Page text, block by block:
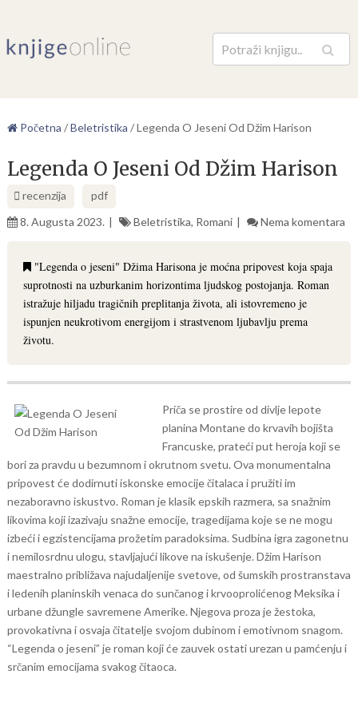
Pretraga
Početna /Beletristika /Legenda O Jeseni Od Džim Harison
Legenda O Jeseni Od Džim Harison
recenzija
pdf
8. Augusta 2023.
Beletristika, Romani Nema komentara
"Legenda o jeseni" Džima Harisona je moćna pripovest koja spaja
suprotnosti na uzburkanim horizontima ljudskog postojanja. Roman
istražuje hiljadu tragičnih preplitanja života, ali istovremeno je
ispunjen neukrotivom energijom i strastvenom ljubavlju prema
životu.
Priča se prostire od divlje lepote
planina Montane do krvavih bojišta
Francuske, prateći put heroja koji se
bori za pravdu u bezumnom i okrutnom svetu. Ova monumentalna
pripovest će dodirnuti iskonske emocije čitalaca i pružiti im
nezaboravno iskustvo. Roman je klasik epskih razmera, sa snažnim
likovima koji izazivaju snažne emocije, tragedijama koje se ne mogu
izbeći i egzistencijama prožetim paradoksima. Sudbina igra zagonetnu
i nemilosrdnu ulogu, stavljajući likove na iskušenje. Džim Harison
maestralno približava najudaljenije svetove, od šumskih prostranstava
i ledenih planinskih venaca do sunčanog i krvooprolićenog Meksika i
urbane džungle savremene Amerike. Njegova proza je žestoka,
provokativna i osvaja čitatelje svojom dubinom i emotivnom snagom.
“Legenda o jeseni” je roman koji će zauvek ostati urezan u pamćenju i
srčanim emocijama svakog čitaoca.